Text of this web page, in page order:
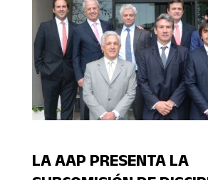
LA AAP PRESENTA LA